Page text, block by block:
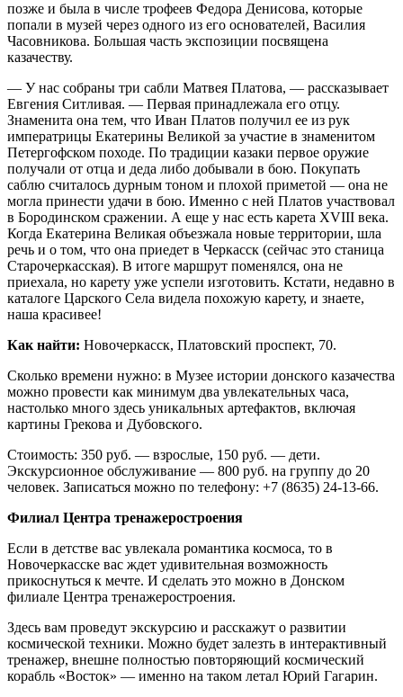
позже и была в числе трофеев Федора Денисова, которые
попали в музей через одного из его основателей, Василия
Часовникова. Большая часть экспозиции посвящена
казачеству.
— У нас собраны три сабли Матвея Платова, — рассказывает
Евгения Ситливая. — Первая принадлежала его отцу.
Знаменита она тем, что Иван Платов получил ее из рук
императрицы Екатерины Великой за участие в знаменитом
Петергофском походе. По традиции казаки первое оружие
получали от отца и деда либо добывали в бою. Покупать
саблю считалось дурным тоном и плохой приметой — она не
могла принести удачи в бою. Именно с ней Платов участвовал
в Бородинском сражении. А еще у нас есть карета XVIII века.
Когда Екатерина Великая объезжала новые территории, шла
речь и о том, что она приедет в Черкасск (сейчас это станица
Старочеркасская). В итоге маршрут поменялся, она не
приехала, но карету уже успели изготовить. Кстати, недавно в
каталоге Царского Села видела похожую карету, и знаете,
наша красивее!
Как найти: Новочеркасск, Платовский проспект, 70.
Сколько времени нужно: в Музее истории донского казачества
можно провести как минимум два увлекательных часа,
настолько много здесь уникальных артефактов, включая
картины Грекова и Дубовского.
Стоимость: 350 руб. — взрослые, 150 руб. — дети.
Экскурсионное обслуживание — 800 руб. на группу до 20
человек. Записаться можно по телефону: +7 (8635) 24-13-66.
Филиал Центра тренажеростроения
Если в детстве вас увлекала романтика космоса, то в
Новочеркасске вас ждет удивительная возможность
прикоснуться к мечте. И сделать это можно в Донском
филиале Центра тренажеростроения.
Здесь вам проведут экскурсию и расскажут о развитии
космической техники. Можно будет залезть в интерактивный
тренажер, внешне полностью повторяющий космический
корабль «Восток» — именно на таком летал Юрий Гагарин.